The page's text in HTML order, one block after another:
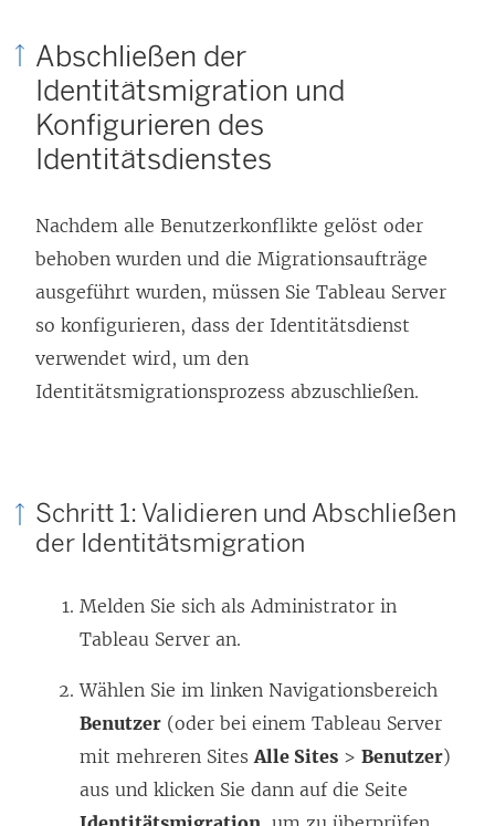
s
Abschließen der
Identitätsmigration und
Konfigurieren des
Identitätsdienstes
Nachdem alle Benutzerkonflikte gelöst oder
behoben wurden und die Migrationsaufträge
ausgeführt wurden, müssen Sie Tableau Server
so konfigurieren, dass der Identitätsdienst
verwendet wird, um den
Identitätsmigrationsprozess abzuschließen.
Schritt 1: Validieren und Abschließen
der Identitätsmigration
Melden Sie sich als Administrator in
Tableau Server an.
Wählen Sie im linken Navigationsbereich
Benutzer (oder bei einem Tableau Server
mit mehreren Sites Alle Sites > Benutzer)
aus und klicken Sie dann auf die Seite